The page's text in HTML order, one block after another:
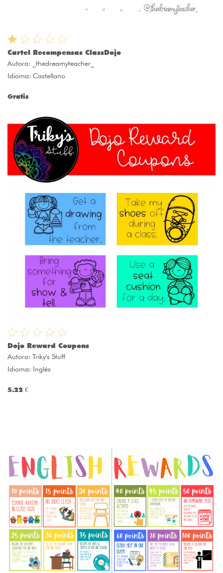
Cartel Recompensas ClassDojo
Autora:
_thedreamyteacher_
Idioma: Castellano
Gratis
Dojo Reward Coupons
Autora: Triky's Stuff
Idioma: Inglés
5.22 €